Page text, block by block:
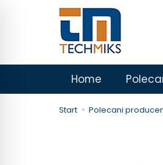
Home
Start Polecani